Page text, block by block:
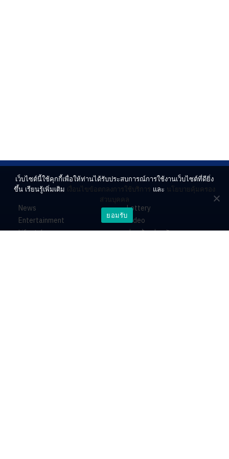
News
Entertainment
Lifestyle
Lottery
Video
ร่วมด้วยช่วยกัน
เว็บไซต์นี้ใช้คุกกี้เพื่อให้ท่านได้รับประสบการณ์การใช้งานเว็บไซต์ที่ดียิ่ง
ขึ้น เรียนรู้เพิ่มเติม เงื่อนไขข้อตกลงการใช้บริการ และ นโยบายคุ้มครอง
ส่วนบุคคล
ยอมรับ